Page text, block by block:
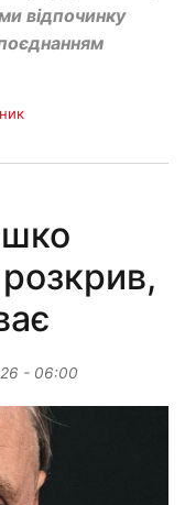
відпочинку
розкрив,
- 06:00